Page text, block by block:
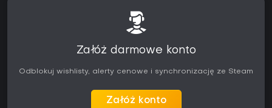
Załóż darmowe konto
Odblokuj wishlisty, alerty cenowe i synchronizację ze Steam
Załóż konto